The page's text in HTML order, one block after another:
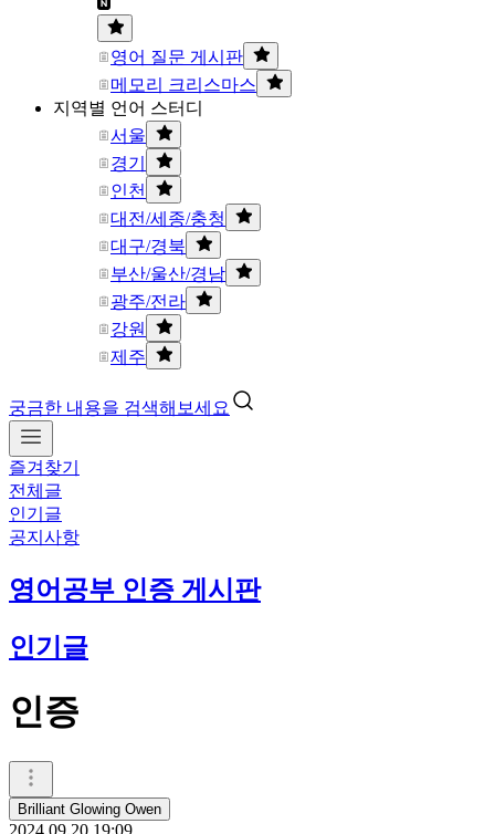
영어 질문 게시판
메모리 크리스마스
지역별 언어 스터디
서울
경기
인천
대전/세종/충청
대구/경북
부산/울산/경남
광주/전라
강원
제주
궁금한 내용을 검색해보세요
즐겨찾기
전체글
인기글
공지사항
영어공부 인증 게시판
인기글
인증
Brilliant Glowing Owen
2024.09.20 19:09